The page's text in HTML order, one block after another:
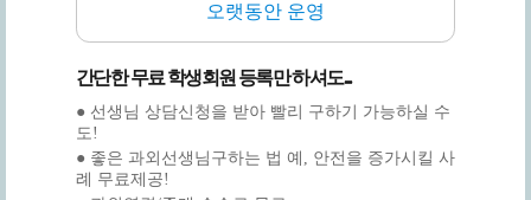
오랫동안 운영
간단한 무료 학생회원 등록만 하셔도...
● 선생님 상담신청을 받아 빨리 구하기 가능하실 수
도!
● 좋은 과외선생님구하는 법 예, 안전을 증가시킬 사
례 무료제공!